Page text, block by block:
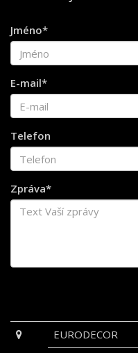
Jméno*
E-mail*
Telefon
Zpráva*
EURODECOR